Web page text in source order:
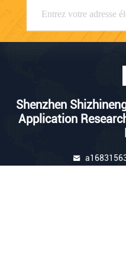
Shenzhen
Application